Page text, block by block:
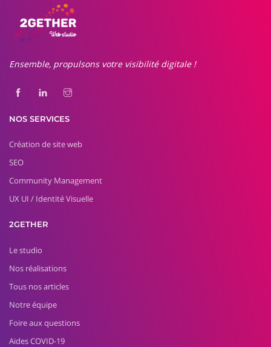
Ensemble, propulsons votre visibilité digitale !
NOS SERVICES
Création de site web
SEO
Community Management
UX UI / Identité Visuelle
2GETHER
Le studio
Nos réalisations
Tous nos articles
Notre équipe
Foire aux questions
Aides COVID-19